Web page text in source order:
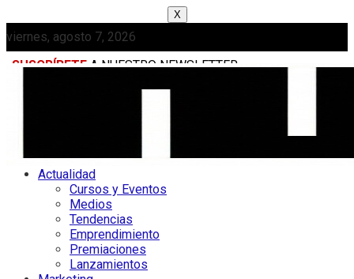
X
viernes, agosto 7, 2026
SUSCRÍBETE A NUESTRO NEWSLETTER
Actualidad
Cursos y Eventos
Medios
Tendencias
Emprendimiento
Premiaciones
Lanzamientos